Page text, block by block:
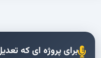
براى پروژه اى كه